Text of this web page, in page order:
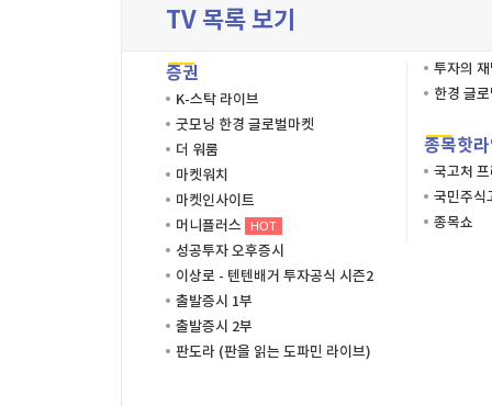
TV 목록 보기
증권
K-스탁 라이브
굿모닝 한경 글로벌마켓
더 워룸
마켓워치
마켓인사이트
머니플러스
HOT
성공투자 오후증시
이상로 - 텐텐배거 투자공식 시즌2
출발증시 1부
출발증시 2부
판도라 (판을 읽는 도파민 라이브)
투자의
한경 글
종목핫
국고처
국민주식
종목쇼